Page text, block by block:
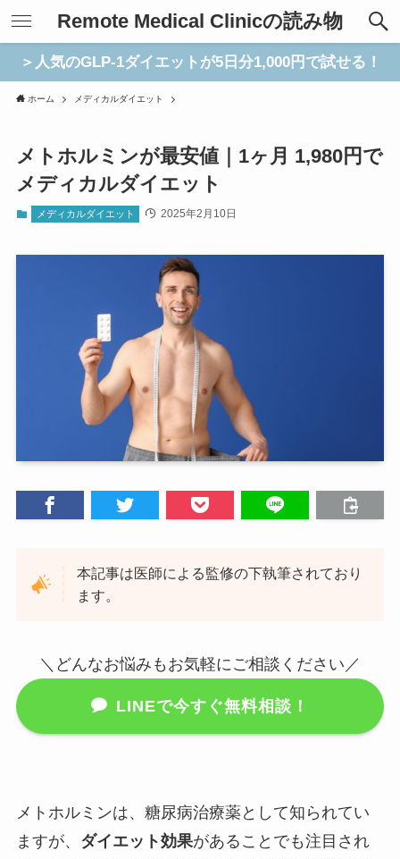
Remote Medical Clinicの読み物
＞人気のGLP-1ダイエットが5日分1,000円で試せる！
ホーム メディカルダイエット
メトホルミンが最安値｜1ヶ月 1,980円で
メディカルダイエット
メディカルダイエット 2025年2月10日
本記事は医師による監修の下執筆されており
ます。
＼どんなお悩みもお気軽にご相談ください／
LINEで今すぐ無料相談！
メトホルミンは、糖尿病治療薬として知られてい
ますが、 ダイエット効果があることでも注目され